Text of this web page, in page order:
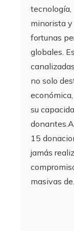
tecnología,
minorista
fortunas
globales.
no solo
su
15
jamás
masivas de…